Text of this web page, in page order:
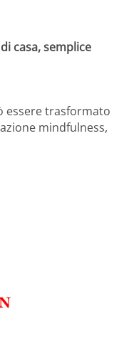
casa, semplice
essere trasformato
mindfulness,